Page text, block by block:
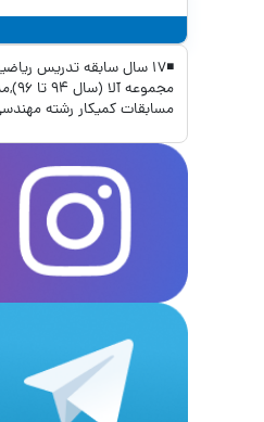
مسابقات كميكار رشته